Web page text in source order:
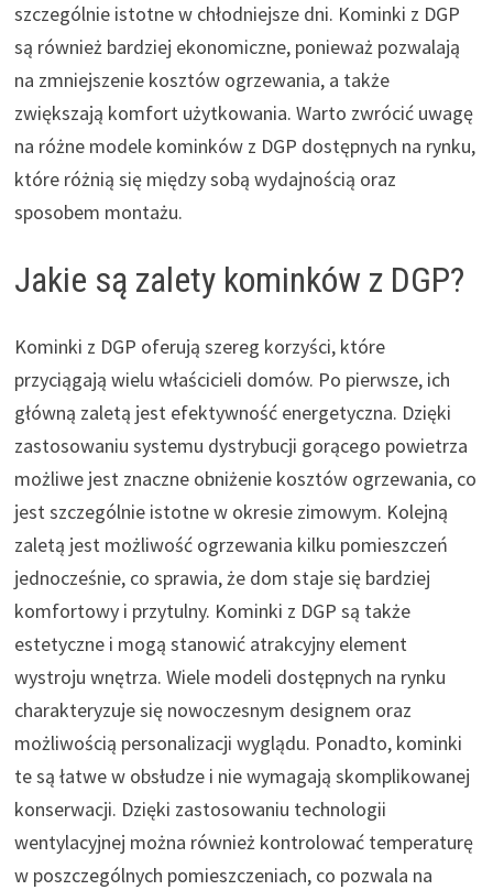
szczególnie istotne w chłodniejsze dni. Kominki z DGP
są również bardziej ekonomiczne, ponieważ pozwalają
na zmniejszenie kosztów ogrzewania, a także
zwiększają komfort użytkowania. Warto zwrócić uwagę
na różne modele kominków z DGP dostępnych na rynku,
które różnią się między sobą wydajnością oraz
sposobem montażu.
Jakie są zalety kominków z DGP?
Kominki z DGP oferują szereg korzyści, które
przyciągają wielu właścicieli domów. Po pierwsze, ich
główną zaletą jest efektywność energetyczna. Dzięki
zastosowaniu systemu dystrybucji gorącego powietrza
możliwe jest znaczne obniżenie kosztów ogrzewania, co
jest szczególnie istotne w okresie zimowym. Kolejną
zaletą jest możliwość ogrzewania kilku pomieszczeń
jednocześnie, co sprawia, że dom staje się bardziej
komfortowy i przytulny. Kominki z DGP są także
estetyczne i mogą stanowić atrakcyjny element
wystroju wnętrza. Wiele modeli dostępnych na rynku
charakteryzuje się nowoczesnym designem oraz
możliwością personalizacji wyglądu. Ponadto, kominki
te są łatwe w obsłudze i nie wymagają skomplikowanej
konserwacji. Dzięki zastosowaniu technologii
wentylacyjnej można również kontrolować temperaturę
w poszczególnych pomieszczeniach, co pozwala na